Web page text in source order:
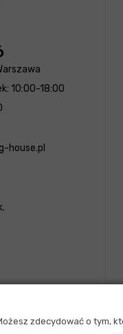
zdecydować o tym,
10:00-18:00
house.pl